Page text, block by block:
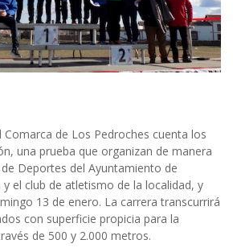
Comarca de Los Pedroches cuenta los
una prueba que organizan de manera
Deportes del Ayuntamiento de
y el club de atletismo de la localidad, y
13 de enero. La carrera transcurrirá
con superficie propicia para la
de 500 y 2.000 metros.